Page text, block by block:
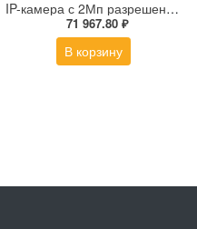
IP-камера с 2Мп разрешением DS-2DE4225IW-DE(S5)
71 967.80 ₽
В корзину